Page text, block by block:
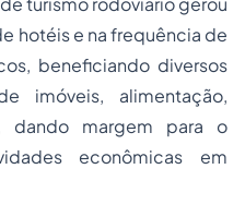
hotéis e na frequência de
beneficiando diversos
imóveis, alimentação,
dando margem para o
econômicas em